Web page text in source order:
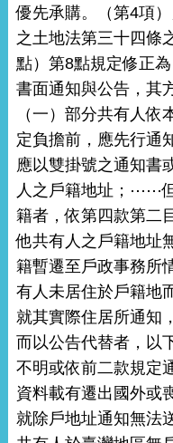
優先承購。（第4項
之土地法第三十四條
點）第8點規定修正
書面通知與公告，其
（一）部分共有人
定負擔前，應先行通
應以雙掛號之通知書
人之戶籍地址；⋯⋯
籍者，依第四款第二
他共有人之戶籍地址
籍暫遷至戶政事務所
有人未居住於戶籍地
就其實際住居所通
而以公告代替者，以
不明或依前二款規定
資料載有遷出國外或
就除戶地址通知無法